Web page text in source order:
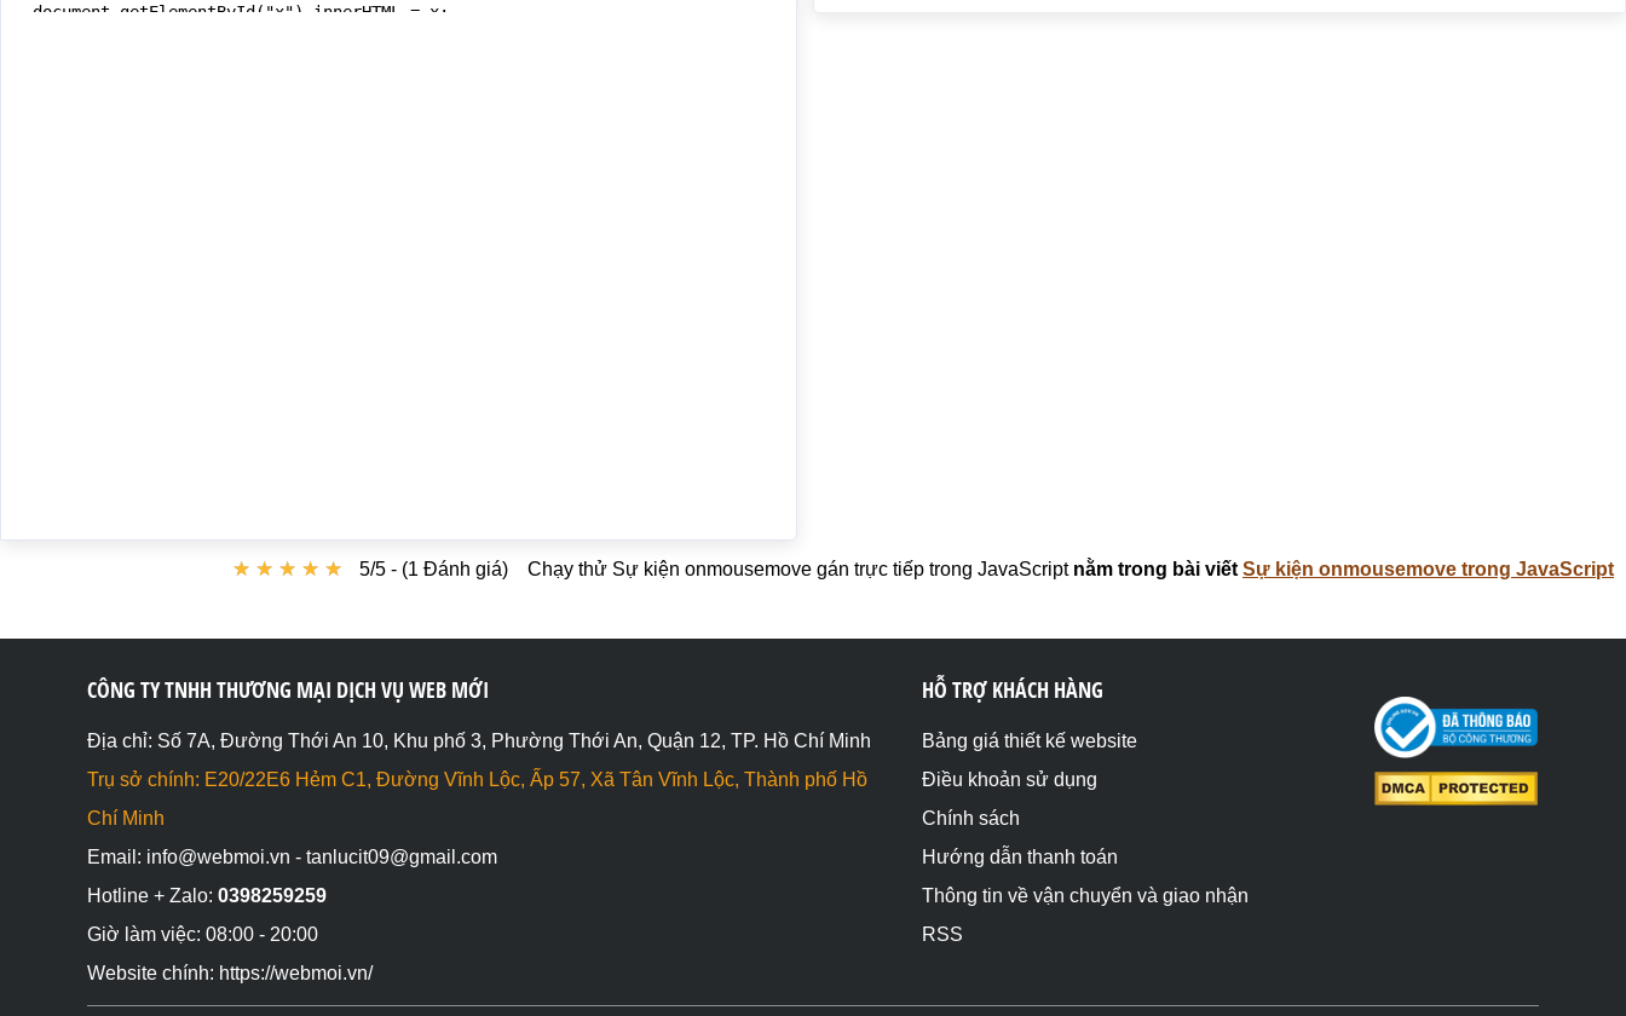
  document.getElementById("x").innerHTML = x;
Chạy thử Sự kiện onmousemove gán trực tiếp trong JavaScript nằm trong bài viết Sự kiện onmousemove trong JavaScript
★ ★ ★ ★ ★
★ ★ ★ ★ ★ 5/5 - (1 Đánh giá)
CÔNG TY TNHH THƯƠNG MẠI DỊCH VỤ WEB MỚI
Địa chỉ: Số 7A, Đường Thới An 10, Khu phố 3, Phường Thới An, Quận 12, TP. Hồ Chí Minh
Trụ sở chính: E20/22E6 Hẻm C1, Đường Vĩnh Lộc, Ấp 57, Xã Tân Vĩnh Lộc, Thành phố Hồ
Chí Minh
Email: info@webmoi.vn - tanlucit09@gmail.com
Hotline + Zalo: 0398259259
Giờ làm việc: 08:00 - 20:00
Website chính: https://webmoi.vn/
HỖ TRỢ KHÁCH HÀNG
Bảng giá thiết kế website
Điều khoản sử dụng
Chính sách
Hướng dẫn thanh toán
Thông tin về vận chuyển và giao nhận
RSS